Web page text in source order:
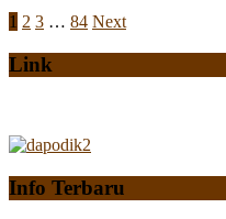
1 2 3 … 84 Next
Link
Info Terbaru